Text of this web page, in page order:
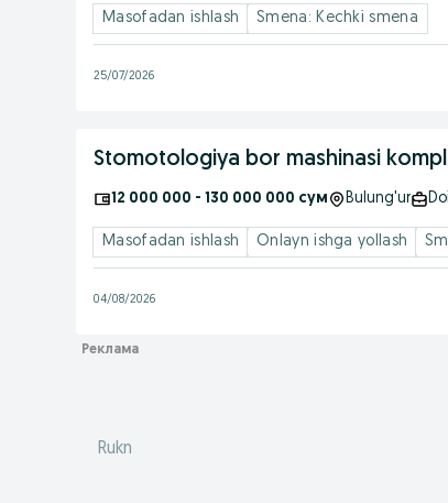
Masofadan ishlash Smena: Kechki smena
25/07/2026
Stomotologiya bor mashinasi
12 000 000 - 130 000 000 сум Bulung'ur
Masofadan ishlash Onlayn ishga yollash
04/08/2026
Rukn